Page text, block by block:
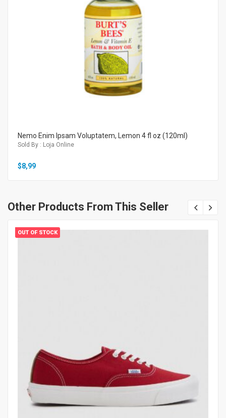
Nemo Enim Ipsam Voluptatem, Lemon 4 fl oz (120ml)
Sold By : Loja Online
$8,99
Other Products From This Seller
OUT OF STOCK